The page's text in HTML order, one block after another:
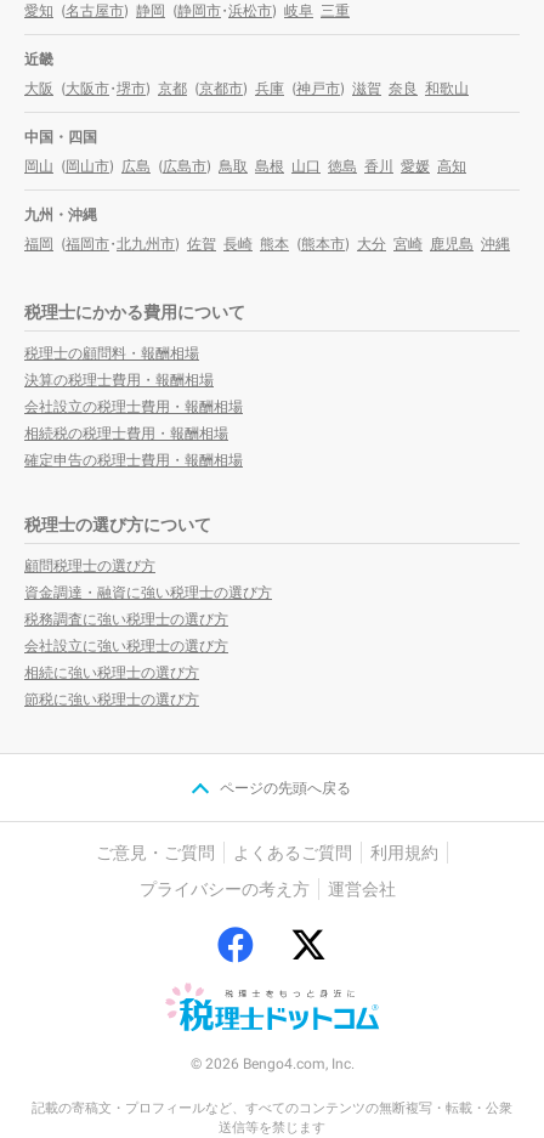
愛知 (名古屋市) 静岡 (静岡市・浜松市) 岐阜 三重
近畿
大阪 (大阪市・堺市) 京都 (京都市) 兵庫 (神戸市) 滋賀 奈良 和歌山
中国・四国
岡山 (岡山市) 広島 (広島市) 鳥取 島根 山口 徳島 香川 愛媛 高知
九州・沖縄
福岡 (福岡市・北九州市) 佐賀 長崎 熊本 (熊本市) 大分 宮崎 鹿児島 沖縄
税理士にかかる費用について
税理士の顧問料・報酬相場
決算の税理士費用・報酬相場
会社設立の税理士費用・報酬相場
相続税の税理士費用・報酬相場
確定申告の税理士費用・報酬相場
税理士の選び方について
顧問税理士の選び方
資金調達・融資に強い税理士の選び方
税務調査に強い税理士の選び方
会社設立に強い税理士の選び方
相続に強い税理士の選び方
節税に強い税理士の選び方
ページの先頭へ戻る
ご意見・ご質問 よくあるご質問
利用規約
プライバシーの考え方
運営会社
© 2026 Bengo4.com, Inc.
記載の寄稿文・プロフィールなど、すべてのコンテンツの無断複写・転載・公衆
送信等を禁じます